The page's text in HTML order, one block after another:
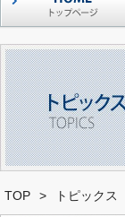
TOP > トピックス